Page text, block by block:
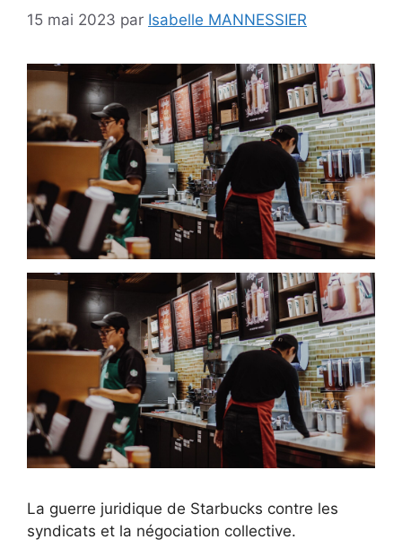
15 mai 2023 par Isabelle MANNESSIER
La guerre juridique de Starbucks contre les
syndicats et la négociation collective.